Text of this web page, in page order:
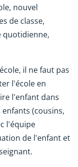
nouvel
de classe,
quotidienne,
il ne faut pas
l'école en
l'enfant dans
(cousins,
l'équipe
de l'enfant et